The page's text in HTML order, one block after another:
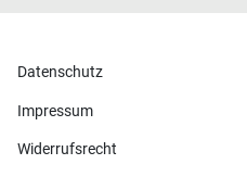
Datenschutz
Impressum
Widerrufsrecht